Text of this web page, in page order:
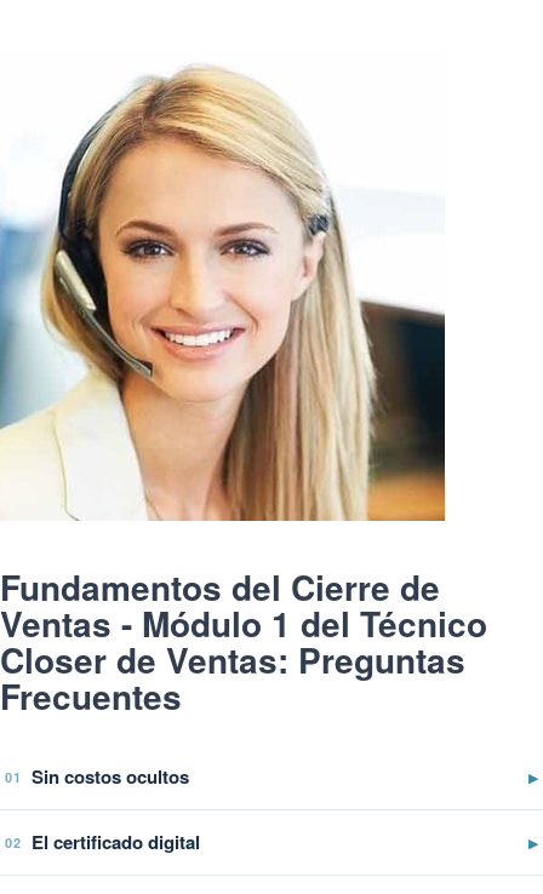
Fundamentos del Cierre de
Ventas - Módulo 1 del Técnico
Closer de Ventas: Preguntas
Frecuentes
01 Sin costos ocultos ▶
02 El certificado digital ▶